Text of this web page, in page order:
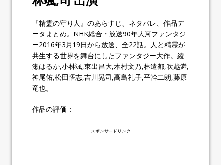
『精霊の守り人』のあらすじ、ネタバレ、作品デ
ータまとめ。NHK総合・放送90年大河ファンタジ
ー2016年3月19日から放送、全22話。人と精霊が
共生する世界を舞台にしたファンタジー大作。綾
瀬はるか,小林颯,東出昌大,木村文乃,林遣都,吹越満,
神尾佑,松田悟志,吉川晃司,高島礼子,平幹二朗,藤原
竜也。
作品の評価：
スポンサードリンク